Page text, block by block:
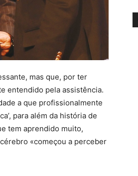
mas que, por ter
entendido pela assistência.
a que profissionalmente
para além da história de
tem aprendido muito,
«começou a perceber